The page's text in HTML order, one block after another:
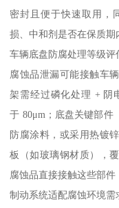
密封且便于快速取用，
损、中和剂是否在保质期
车辆底盘防腐处理等级评
腐蚀品泄漏可能接触车
架需经过磷化处理 + 阴
于 80μm；底盘关键部件
防腐涂料，或采用热镀
板（如玻璃钢材质），
腐蚀品直接接触这些部件
制动系统适配腐蚀环境需